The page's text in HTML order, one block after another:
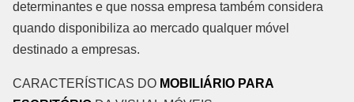
determinantes e que nossa empresa também considera
quando disponibiliza ao mercado qualquer móvel
destinado a empresas.
CARACTERÍSTICAS DO MOBILIÁRIO PARA